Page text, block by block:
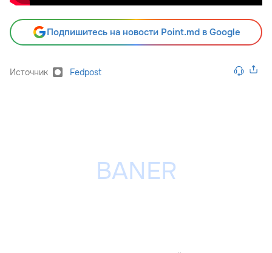
Подпишитесь на новости Point.md в Google
Источник Fedpost